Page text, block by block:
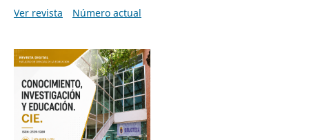
Ver revista
Número actual